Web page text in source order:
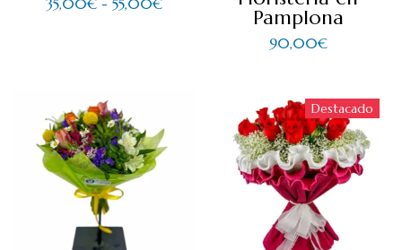
Pamplona
90,00€
Destacado